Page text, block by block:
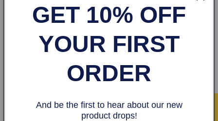
Prix
habituel
80 kr
Choisir des
options
1 avis
Prix
habituel
Prix
soldé
51 kr
Épuisé
GET 10% OFF
YOUR FIRST
ORDER
And be the first to hear about our new
product drops!